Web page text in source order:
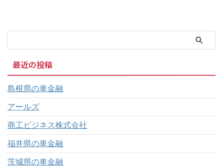
最近の投稿
島根県の車金融
アールズ
商工ビジネス株式会社
福井県の車金融
茨城県の車金融